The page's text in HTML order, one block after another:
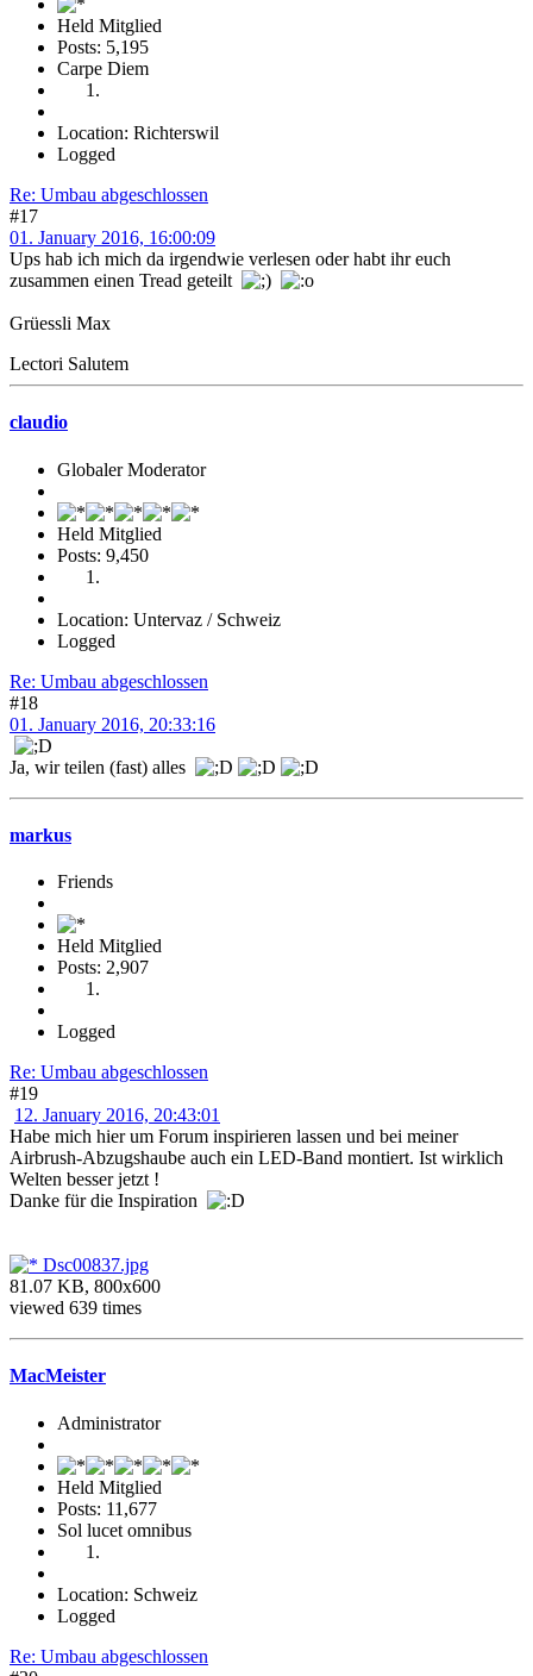
Held Mitglied
Posts: 5,195
Carpe Diem
Location: Richterswil
Logged
Re: Umbau abgeschlossen
#17
01. January 2016, 16:00:09
Ups hab ich mich da irgendwie verlesen oder habt ihr euch
zusammen einen Tread geteilt
Grüessli Max
Lectori Salutem
claudio
Globaler Moderator
Held Mitglied
Posts: 9,450
Location: Untervaz / Schweiz
Logged
Re: Umbau abgeschlossen
#18
01. January 2016, 20:33:16
Ja, wir teilen (fast) alles
markus
Friends
Held Mitglied
Posts: 2,907
Logged
Re: Umbau abgeschlossen
#19
12. January 2016, 20:43:01
Habe mich hier um Forum inspirieren lassen und bei meiner
Airbrush-Abzugshaube auch ein LED-Band montiert. Ist wirklich
Welten besser jetzt !
Danke für die Inspiration
Dsc00837.jpg
81.07 KB, 800x600
viewed 639 times
MacMeister
Administrator
Held Mitglied
Posts: 11,677
Sol lucet omnibus
Location: Schweiz
Logged
Re: Umbau abgeschlossen